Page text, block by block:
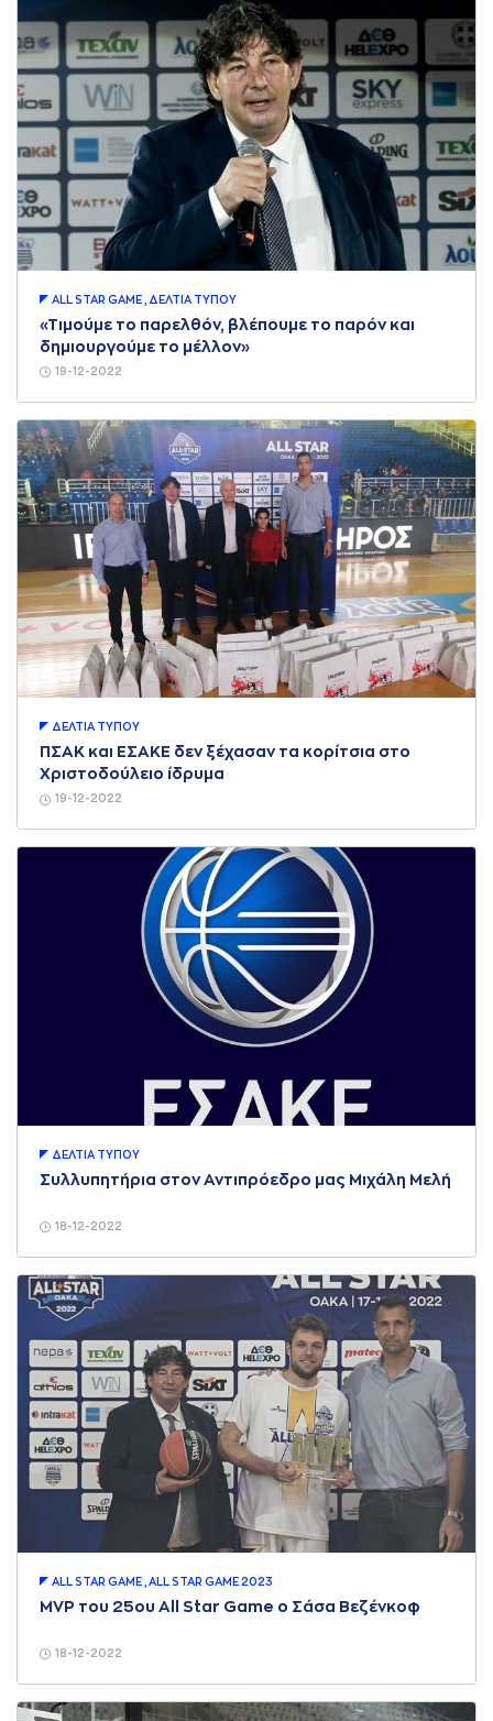
19-12-2022
ALL STAR GAME , ΔΕΛΤΙA ΤΥΠΟΥ
«Τιμούμε το παρελθόν, βλέπουμε το παρόν και
δημιουργούμε το μέλλον»
19-12-2022
ΔΕΛΤΙA ΤΥΠΟΥ
ΠΣΑΚ και ΕΣΑΚΕ δεν ξέχασαν τα κορίτσια στο
Χριστοδούλειο ίδρυμα
18-12-2022
ΔΕΛΤΙA ΤΥΠΟΥ
Συλλυπητήρια στον Αντιπρόεδρο μας Μιχάλη Μελή
18-12-2022
ALL STAR GAME , ALL STAR GAME 2023
MVP του 25ου All Star Game ο Σάσα Βεζένκοφ